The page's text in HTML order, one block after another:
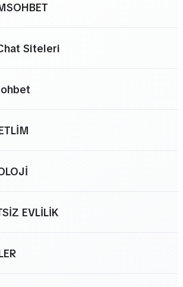
Siteleri
EVLİLİK